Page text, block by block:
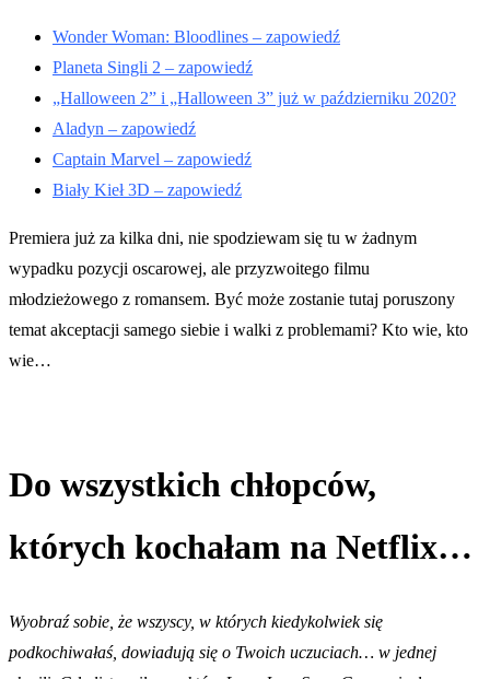
Wonder Woman: Bloodlines – zapowiedź
Planeta Singli 2 – zapowiedź
„Halloween 2” i „Halloween 3” już w październiku 2020?
Aladyn – zapowiedź
Captain Marvel – zapowiedź
Biały Kieł 3D – zapowiedź
Premiera już za kilka dni, nie spodziewam się tu w żadnym
wypadku pozycji oscarowej, ale przyzwoitego filmu
młodzieżowego z romansem. Być może zostanie tutaj poruszony
temat akceptacji samego siebie i walki z problemami? Kto wie, kto
wie…
Do wszystkich chłopców,
których kochałam na Netflix…
Wyobraź sobie, że wszyscy, w których kiedykolwiek się
podkochiwałaś, dowiadują się o Twoich uczuciach… w jednej